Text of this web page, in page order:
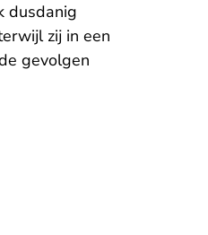
dusdanig
zij in een
gevolgen